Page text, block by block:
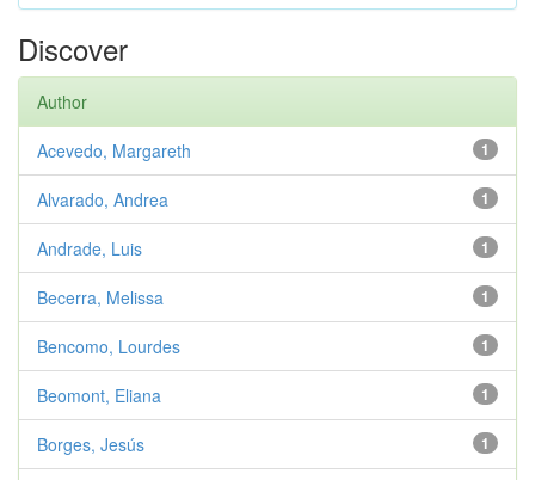
Discover
Author
1
Acevedo, Margareth
1
Alvarado, Andrea
1
Andrade, Luis
1
Becerra, Melissa
1
Bencomo, Lourdes
1
Beomont, Eliana
1
Borges, Jesús